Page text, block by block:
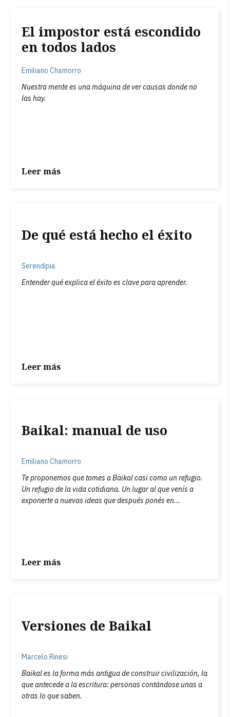
El impostor está escondido
en todos lados
Emiliano Chamorro
Nuestra mente es una máquina de ver causas donde no
las hay.
Leer más
De qué está hecho el éxito
Serendipia
Entender qué explica el éxito es clave para aprender.
Leer más
Baikal: manual de uso
Emiliano Chamorro
Te proponemos que tomes a Baikal casi como un refugio.
Un refugio de la vida cotidiana. Un lugar al que venís a
exponerte a nuevas ideas que después ponés en...
Leer más
Versiones de Baikal
Marcelo Rinesi
Baikal es la forma más antigua de construir civilización, la
que antecede a la escritura: personas contándose unas a
otras lo que saben.